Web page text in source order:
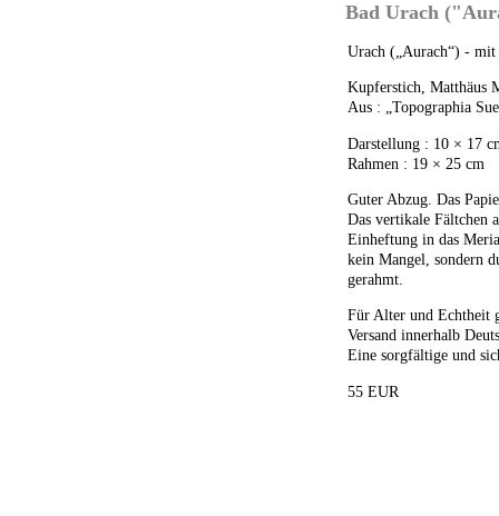
Bad Urach
Urach („Aurach“) - mit
Kupferstich, Matthäus
Aus : „Topographia
Darstellung : 10 × 17
Rahmen : 19 × 25 cm
Guter Abzug. Das
Das vertikale Fältchen
Einheftung in das
kein Mangel, sondern
gerahmt.
Für Alter und Echtheit
Versand innerhalb
Eine sorgfältige und
55 EUR